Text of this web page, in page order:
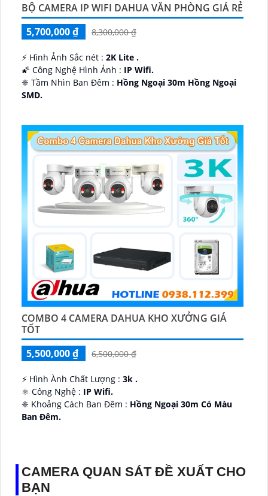
BỘ CAMERA IP WIFI DAHUA VĂN PHÒNG GIÁ RẺ
5,700,000 ₫
8,300,000 ₫
️⚡ Hình Ảnh Sắc nét : 2K Lite .
🌠 Công Nghệ Hình Ảnh : IP Wifi.
❈ Tầm Nhìn Ban Đêm : Hồng Ngoại 30m Hồng Ngoại
SMD.
COMBO 4 CAMERA DAHUA KHO XƯỞNG GIÁ
TỐT
5,500,000 ₫
6,500,000 ₫
️⚡ Hình Ành Chất Lượng : 3k .
⚛️ Công Nghệ : IP Wifi.
❈ Khoảng Cách Ban Đêm : Hồng Ngoại 30m Có Màu
Ban Ðêm.
CAMERA QUAN SÁT ĐỀ XUẤT CHO
BẠN